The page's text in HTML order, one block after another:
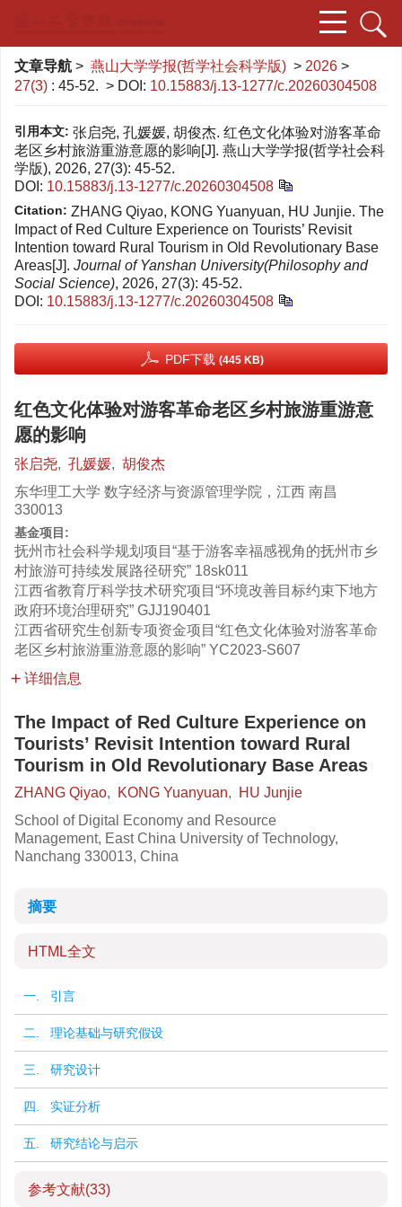
文章导航 > 燕山大学学报(哲学社会科学版) > 2026 >
27(3) : 45-52. > DOI: 10.15883/j.13-1277/c.20260304508
引用本文: 张启尧, 孔媛媛, 胡俊杰. 红色文化体验对游客革命
老区乡村旅游重游意愿的影响[J]. 燕山大学学报(哲学社会科
学版), 2026, 27(3): 45-52.
DOI: 10.15883/j.13-1277/c.20260304508
Citation: ZHANG Qiyao, KONG Yuanyuan, HU Junjie. The
Impact of Red Culture Experience on Tourists’ Revisit
Intention toward Rural Tourism in Old Revolutionary Base
Areas[J]. Journal of Yanshan University(Philosophy and
Social Science), 2026, 27(3): 45-52.
DOI: 10.15883/j.13-1277/c.20260304508
PDF下载 (445 KB)
红色文化体验对游客革命老区乡村旅游重游意
愿的影响
张启尧, 孔媛媛, 胡俊杰
东华理工大学 数字经济与资源管理学院，江西 南昌
330013
基金项目:
抚州市社会科学规划项目“基于游客幸福感视角的抚州市乡
村旅游可持续发展路径研究” 18sk011
江西省教育厅科学技术研究项目“环境改善目标约束下地方
政府环境治理研究” GJJ190401
江西省研究生创新专项资金项目“红色文化体验对游客革命
老区乡村旅游重游意愿的影响” YC2023-S607
详细信息
The Impact of Red Culture Experience on
Tourists’ Revisit Intention toward Rural
Tourism in Old Revolutionary Base Areas
ZHANG Qiyao, KONG Yuanyuan,
HU Junjie
School of Digital Economy and Resource
Management, East China University of Technology,
Nanchang 330013, China
摘要
HTML全文
一. 引言
二. 理论基础与研究假设
三. 研究设计
四. 实证分析
五. 研究结论与启示
参考文献(33)